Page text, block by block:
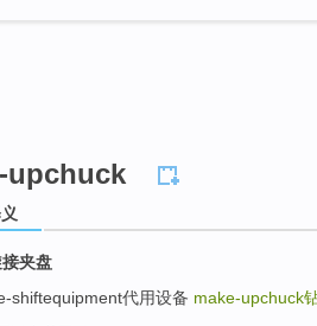
upchuck
夹盘
shiftequipment代用设备 make-upchuck